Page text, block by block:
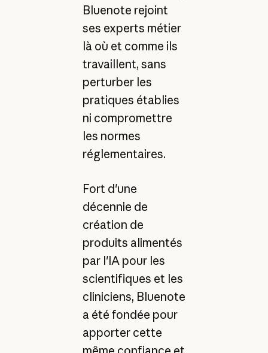
Bluenote rejoint
ses experts métier
là où et comme ils
travaillent, sans
perturber les
pratiques établies
ni compromettre
les normes
réglementaires.
Fort d'une
décennie de
création de
produits alimentés
par l'IA pour les
scientifiques et les
cliniciens, Bluenote
a été fondée pour
apporter cette